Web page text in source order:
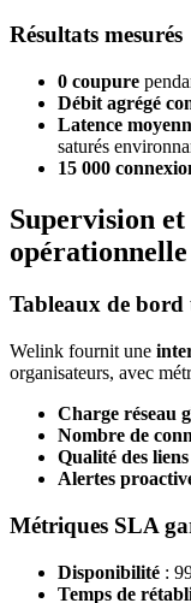
Résultats mesurés
0 coupure
Débit agrégé
Latence
saturés
15 000
Supervision
opérationnelle
Tableaux de bord
Welink fournit une
organisateurs, avec
Charge réseau
Nombre de
Qualité des
Alertes
Métriques SLA
Disponibilité :
Temps de